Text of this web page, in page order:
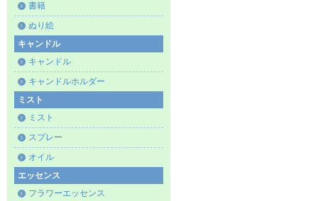
書籍
ぬり絵
キャンドル
キャンドル
キャンドルホルダー
ミスト
ミスト
スプレー
オイル
エッセンス
フラワーエッセンス